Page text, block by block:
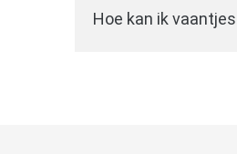
vervolgens een
Hoe kan ik